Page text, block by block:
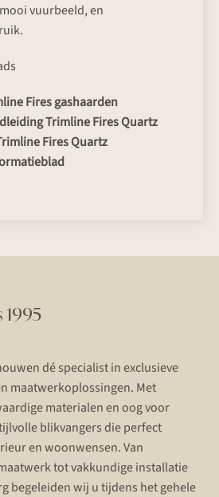
vuurbeeld, en
Fires gashaarden
Trimline Fires Quartz
Fires Quartz
1995
dé specialist in exclusieve
maatwerkoplossingen. Met
materialen en oog voor
blikvangers die perfect
en woonwensen. Van
tot vakkundige installatie
begeleiden wij u tijdens het gehele